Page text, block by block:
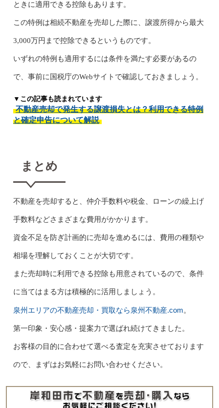
ときに適用できる控除もあります。
この特例は相続不動産を売却した際に、譲渡所得から最大
3,000万円まで控除できるというものです。
いずれの特例も適用するには条件を満たす必要があるの
で、事前に国税庁のWebサイトで確認しておきましょう。
▼この記事も読まれています
不動産売却で発生する譲渡損失とは？利用できる特例
と確定申告について解説
まとめ
不動産を売却すると、仲介手数料や税金、ローンの繰上げ
手数料などさまざまな費用がかかります。
資金不足を防ぎ計画的に売却を進めるには、費用の種類や
相場を理解しておくことが大切です。
また売却時に利用できる控除も用意されているので、条件
に当てはまる方は積極的に活用しましょう。
泉州エリアの不動産売却・買取なら泉州不動産.com。
第一印象・安心感・提案力で選ばれ続けてきました。
お客様の目的に合わせて選べる査定を充実させております
ので、まずはお気軽にお問い合わせください。